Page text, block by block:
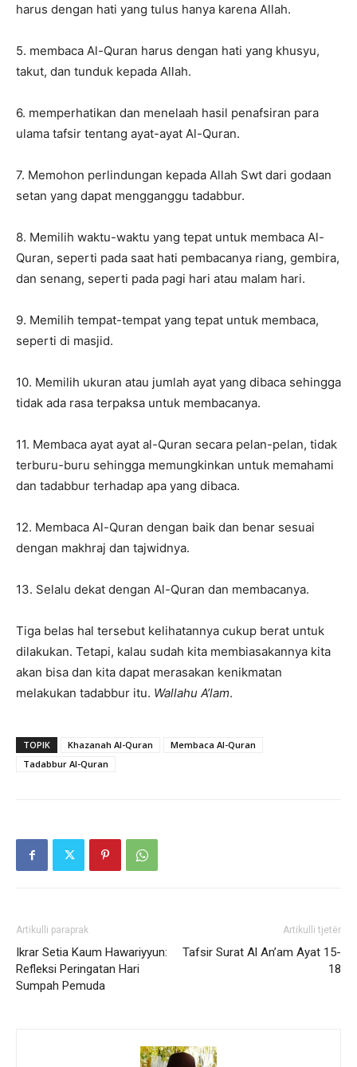
harus dengan hati yang tulus hanya karena Allah.
5. membaca Al-Quran harus dengan hati yang khusyu,
takut, dan tunduk kepada Allah.
6. memperhatikan dan menelaah hasil penafsiran para
ulama tafsir tentang ayat-ayat Al-Quran.
7. Memohon perlindungan kepada Allah Swt dari godaan
setan yang dapat mengganggu tadabbur.
8. Memilih waktu-waktu yang tepat untuk membaca Al-
Quran, seperti pada saat hati pembacanya riang, gembira,
dan senang, seperti pada pagi hari atau malam hari.
9. Memilih tempat-tempat yang tepat untuk membaca,
seperti di masjid.
10. Memilih ukuran atau jumlah ayat yang dibaca sehingga
tidak ada rasa terpaksa untuk membacanya.
11. Membaca ayat ayat al-Quran secara pelan-pelan, tidak
terburu-buru sehingga memungkinkan untuk memahami
dan tadabbur terhadap apa yang dibaca.
12. Membaca Al-Quran dengan baik dan benar sesuai
dengan makhraj dan tajwidnya.
13. Selalu dekat dengan Al-Quran dan membacanya.
Tiga belas hal tersebut kelihatannya cukup berat untuk
dilakukan. Tetapi, kalau sudah kita membiasakannya kita
akan bisa dan kita dapat merasakan kenikmatan
melakukan tadabbur itu. Wallahu A’lam.
TOPIK Khazanah Al-Quran
Membaca Al-Quran
Tadabbur Al-Quran
Artikulli paraprak
Ikrar Setia Kaum Hawariyyun:
Refleksi Peringatan Hari
Sumpah Pemuda
Artikulli tjetër
Tafsir Surat Al An’am Ayat 15-
18